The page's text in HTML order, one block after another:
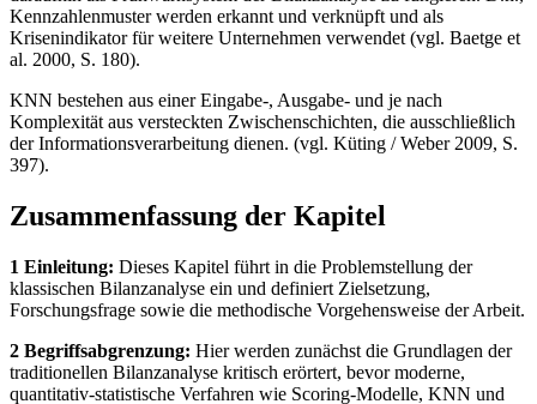
Kennzahlenmuster werden erkannt und verknüpft und als
Krisenindikator für weitere Unternehmen verwendet (vgl. Baetge et
al. 2000, S. 180).
KNN bestehen aus einer Eingabe-, Ausgabe- und je nach
Komplexität aus versteckten Zwischenschichten, die ausschließlich
der Informationsverarbeitung dienen. (vgl. Küting / Weber 2009, S.
397).
Zusammenfassung der Kapitel
1 Einleitung: Dieses Kapitel führt in die Problemstellung der
klassischen Bilanzanalyse ein und definiert Zielsetzung,
Forschungsfrage sowie die methodische Vorgehensweise der Arbeit.
2 Begriffsabgrenzung: Hier werden zunächst die Grundlagen der
traditionellen Bilanzanalyse kritisch erörtert, bevor moderne,
quantitativ-statistische Verfahren wie Scoring-Modelle, KNN und